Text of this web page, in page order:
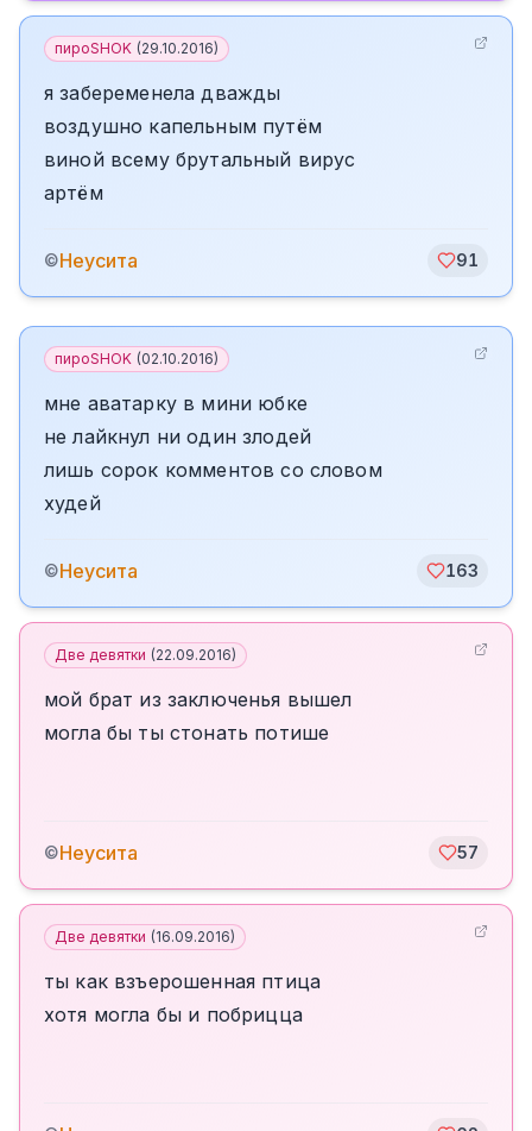
пироSHOK (29.10.2016)
я забеременела дважды
воздушно капельным путём
виной всему брутальный вирус
артём
©Неусита 91
пироSHOK (02.10.2016)
мне аватарку в мини юбке
не лайкнул ни один злодей
лишь сорок комментов со словом
худей
©Неусита 163
Две девятки (22.09.2016)
мой брат из заключенья вышел
могла бы ты стонать потише
©Неусита 57
Две девятки (16.09.2016)
ты как взъерошенная птица
хотя могла бы и побрицца